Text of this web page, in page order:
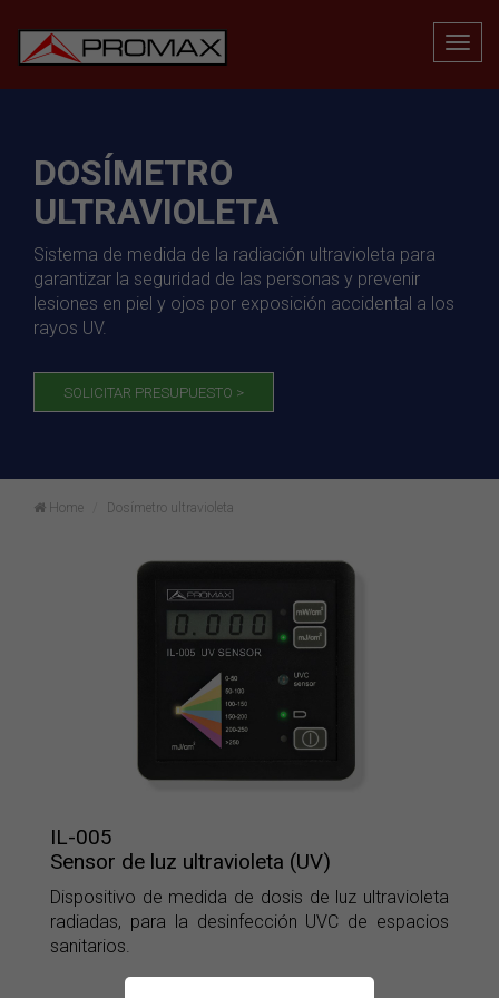
DOSÍMETRO
ULTRAVIOLETA
Sistema de medida de la radiación ultravioleta para
garantizar la seguridad de las personas y prevenir
lesiones en piel y ojos por exposición accidental a los
rayos UV.
SOLICITAR PRESUPUESTO >
Home Dosímetro ultravioleta
IL-005
Sensor de luz ultravioleta (UV)
Dispositivo de medida de dosis de luz ultravioleta
radiadas, para la desinfección UVC de espacios
sanitarios.